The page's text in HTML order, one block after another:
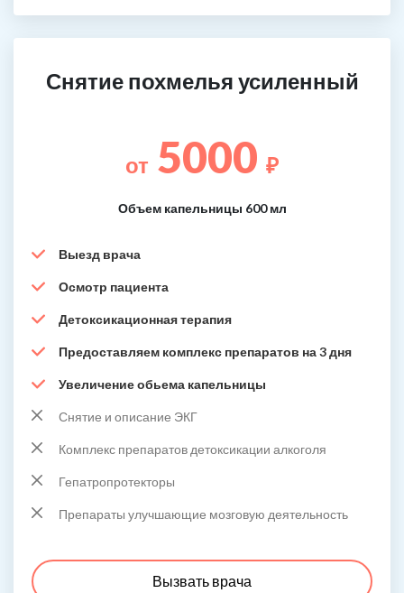
Снятие похмелья усиленный
от 5000 ₽
Объем капельницы 600 мл
Выезд врача
Осмотр пациента
Детоксикационная терапия
Предоставляем комплекс препаратов на 3 дня
Увеличение обьема капельницы
Снятие и описание ЭКГ
Комплекс препаратов детоксикации алкоголя
Гепатропротекторы
Препараты улучшающие мозговую деятельность
Вызвать врача